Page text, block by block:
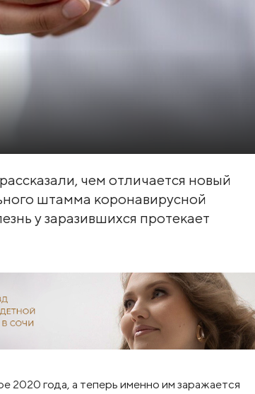
чем отличается новый
штамма коронавирусной
у заразившихся протекает
2020 года, а теперь именно им заражается